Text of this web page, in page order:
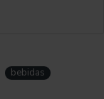
bebidas